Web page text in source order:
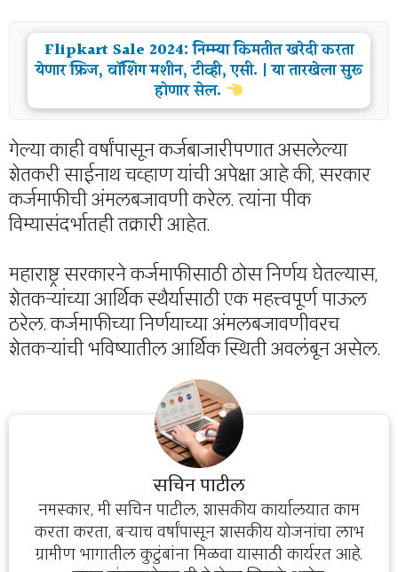
Flipkart Sale 2024: निम्म्या किमतीत खरेदी करता
येणार फ्रिज, वॉशिंग मशीन, टीव्ही, एसी. | या तारखेला सुरू
होणार सेल.
गेल्या काही वर्षांपासून कर्जबाजारीपणात असलेल्या
शेतकरी साईनाथ चव्हाण यांची अपेक्षा आहे की, सरकार
कर्जमाफीची अंमलबजावणी करेल. त्यांना पीक
विम्यासंदर्भातही तक्रारी आहेत.
महाराष्ट्र सरकारने कर्जमाफीसाठी ठोस निर्णय घेतल्यास,
शेतकऱ्यांच्या आर्थिक स्थैर्यासाठी एक महत्त्वपूर्ण पाऊल
ठरेल. कर्जमाफीच्या निर्णयाच्या अंमलबजावणीवरच
शेतकऱ्यांची भविष्यातील आर्थिक स्थिती अवलंबून असेल.
सचिन पाटील
नमस्कार, मी सचिन पाटील, शासकीय कार्यालयात काम
करता करता, बऱ्याच वर्षांपासून शासकीय योजनांचा लाभ
ग्रामीण भागातील कुटुंबांना मिळवा यासाठी कार्यरत आहे.